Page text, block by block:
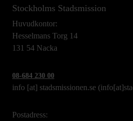
Stockholms Stadsmission
Huvudkontor:
Hesselmans Torg 14
131 54 Nacka
08-684 230 00
info [at] stadsmissionen.se
Postadress: